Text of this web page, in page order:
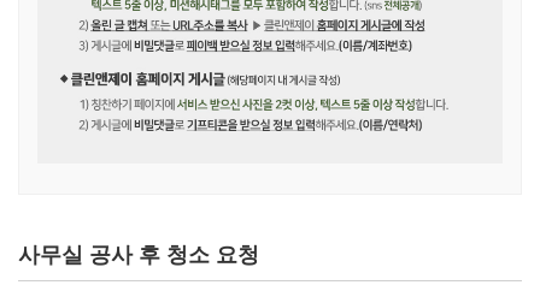
사무실 공사 후 청소 요청